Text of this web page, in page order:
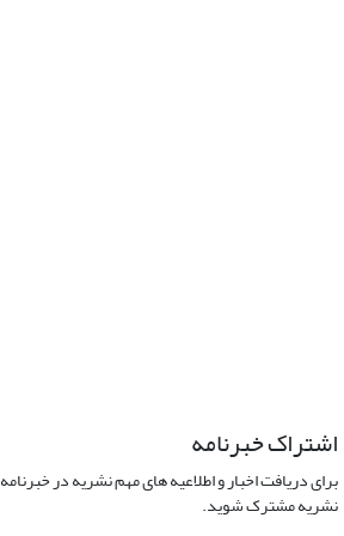
اشتراک خبرنامه
برای دریافت اخبار و اطلاعیه های مهم نشریه در خبرنامه
نشریه مشترک شوید.